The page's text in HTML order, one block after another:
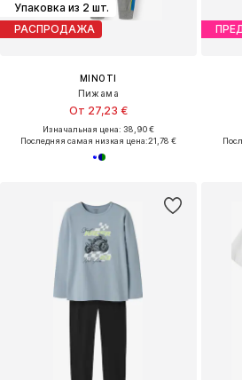
Упаковка из 2 шт.
РАСПРОДАЖА
MINOTI
Пижама
От 27,23 €
Изначальная цена: 38,90 €
Последняя самая низкая цена:21,78 €